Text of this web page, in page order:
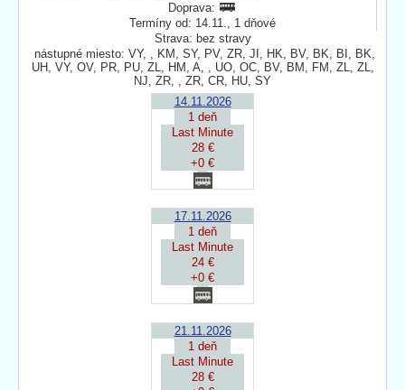
Doprava:
Termíny od: 14.11., 1 dňové
Strava: bez stravy
nástupné miesto: VY, , KM, SY, PV, ZR, JI, HK, BV, BK, BI, BK,
UH, VY, OV, PR, PU, ZL, HM, A, , UO, OC, BV, BM, FM, ZL, ZL,
NJ, ZR, , ZR, CR, HU, SY
14.11.2026
1 deň
Last Minute
28 €
+0 €
17.11.2026
1 deň
Last Minute
24 €
+0 €
21.11.2026
1 deň
Last Minute
28 €